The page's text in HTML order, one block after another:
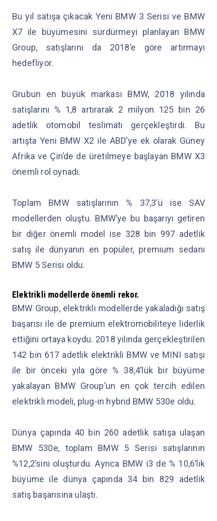
Bu yıl satışa çıkacak Yeni BMW 3 Serisi ve BMW
X7 ile büyümesini sürdürmeyi planlayan BMW
Group, satışlarını da 2018’e göre artırmayı
hedefliyor.
Grubun en büyük markası BMW, 2018 yılında
satışlarını % 1,8 artırarak 2 milyon 125 bin 26
adetlik otomobil teslimatı gerçekleştirdi. Bu
artışta Yeni BMW X2 ile ABD’ye ek olarak Güney
Afrika ve Çin’de de üretilmeye başlayan BMW X3
önemli rol oynadı.
Toplam BMW satışlarının % 37,3’ü ise SAV
modellerden oluştu. BMW’ye bu başarıyı getiren
bir diğer önemli model ise 328 bin 997 adetlik
satış ile dünyanın en popüler, premium sedanı
BMW 5 Serisi oldu.
Elektrikli modellerde önemli rekor.
BMW Group, elektrikli modellerde yakaladığı satış
başarısı ile de premium elektromobiliteye liderlik
ettiğini ortaya koydu. 2018 yılında gerçekleştirilen
142 bin 617 adetlik elektrikli BMW ve MINI satışı
ile bir önceki yıla göre % 38,4’lük bir büyüme
yakalayan BMW Group’un en çok tercih edilen
elektrikli modeli, plug-in hybrid BMW 530e oldu.
Dünya çapında 40 bin 260 adetlik satışa ulaşan
BMW 530e, toplam BMW 5 Serisi satışlarının
%12,2’sini oluşturdu. Ayrıca BMW i3 de % 10,6’lık
büyüme ile dünya çapında 34 bin 829 adetlik
satış başarısına ulaştı.